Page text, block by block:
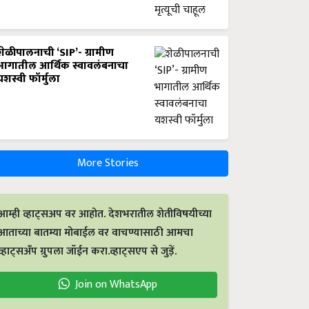
‘SIP’- ग्रामीण
आर्थिक स्वावलंबनाचा
फॉर्मुला
More Stories
व्हाट्सअप वर आहोत. देशभरातील शेतीविषयीच्या
बातम्या मोबाईल वर वाचण्यासाठी आमचा
ग्रुपला जॉईन करा.व्हाट्सएप से जुड़ें.
Join on WhatsApp